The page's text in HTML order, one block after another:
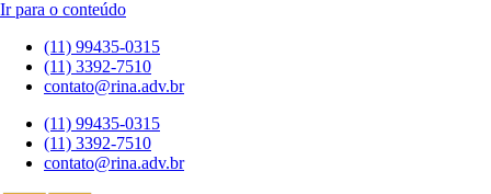
Ir para o conteúdo
(11) 99435-0315
(11) 3392-7510
contato@rina.adv.br
(11) 99435-0315
(11) 3392-7510
contato@rina.adv.br